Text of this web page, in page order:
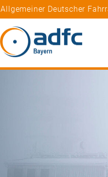
Allgemeiner Deutscher